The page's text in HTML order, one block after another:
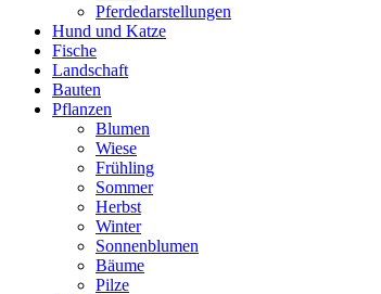
Pferdedarstellungen
Hund und Katze
Fische
Landschaft
Bauten
Pflanzen
Blumen
Wiese
Frühling
Sommer
Herbst
Winter
Sonnenblumen
Bäume
Pilze